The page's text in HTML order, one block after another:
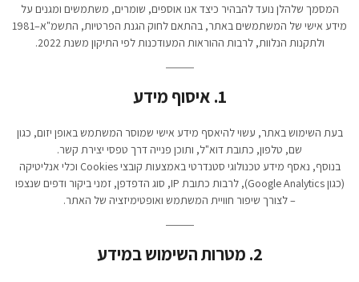
המסמך שלהלן נועד להבהיר כיצד אנו אוספים, שומרים, משתמשים ומגנים על
מידע אישי של המשתמשים באתר, בהתאם לחוק הגנת הפרטיות, התשמ"א–1981
ולתקנות הנלוות, לרבות ההוראות המעודכנות לפי התיקון משנת 2022.
1. איסוף מידע
בעת השימוש באתר, עשוי להיאסף מידע אישי שמוסר המשתמש באופן יזום, כגון
שם, טלפון, כתובת דוא"ל, ותוכן פנייה דרך טפסי יצירת קשר.
בנוסף, נאסף מידע טכנולוגי סטנדרטי באמצעות קובצי Cookies וכלי אנליטיקה
(כגון Google Analytics), לרבות כתובת IP, סוג הדפדפן, זמני ביקור ודפים שנצפו
– לצורך שיפור חוויית המשתמש ואופטימיזציה של האתר.
2. מטרות השימוש במידע